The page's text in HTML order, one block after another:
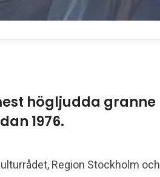
högljudda granne
1976.
Region Stockholm och